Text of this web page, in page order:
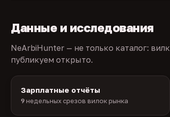
Данные и исследования
NeArbiHunter — не только каталог:
публикуем открыто.
Зарплатные отчёты
9недельных срезов вилок рынка